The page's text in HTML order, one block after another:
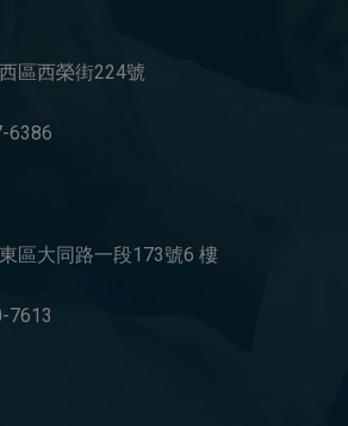
區西榮街224號
6386
區大同路一段173號6 樓
7613